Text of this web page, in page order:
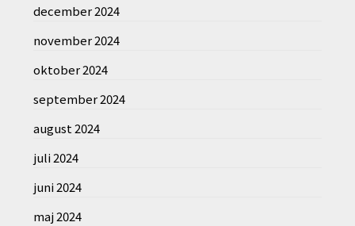
december 2024
november 2024
oktober 2024
september 2024
august 2024
juli 2024
juni 2024
maj 2024